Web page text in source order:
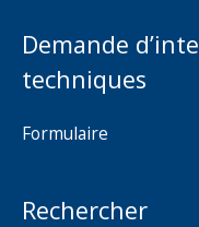
Demande
techniques
Formulaire
Rechercher